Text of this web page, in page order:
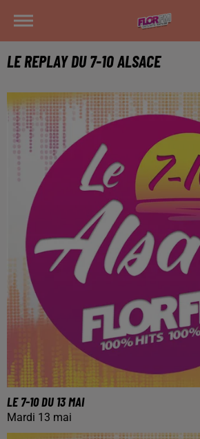
LE REPLAY DU 7-10 ALSACE
LE 7-10 DU 13 MAI
Mardi 13 mai